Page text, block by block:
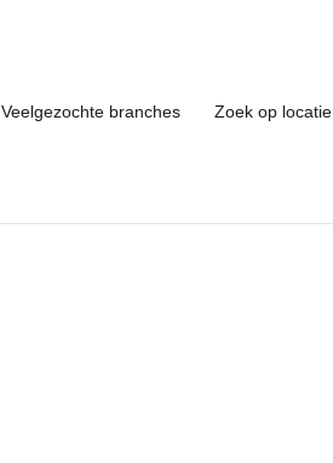
Veelgezochte branches Zoek op locatie